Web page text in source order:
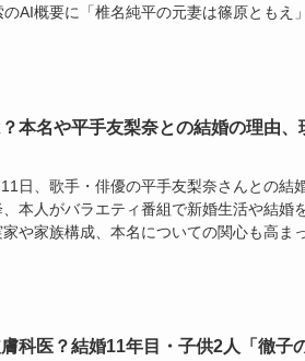
AI概要に「椎名純平の元妻は篠原ともえ
本名や平手友梨奈との結婚の理由、
日、歌手・俳優の平手友梨奈さんとの結
本人がバラエティ番組で新婚生活や結婚
や家族構成、本名についての関心も高ま
科医？結婚11年目・子供2人「徹子